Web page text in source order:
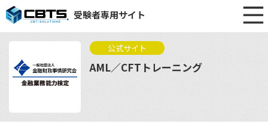
受験者専用サイト
公式サイト
AML／CFTトレーニング